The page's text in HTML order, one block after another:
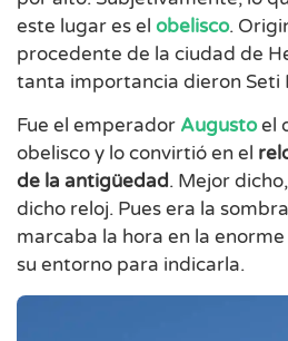
este lugar es el obelisco.
procedente de la ciudad de
tanta importancia dieron Seti
Fue el emperador Augustoel
obelisco y lo convirtió en el
de la antigüedad. Mejor dicho,
dicho reloj. Pues era la
marcaba la hora en la
su entorno para indicarla.